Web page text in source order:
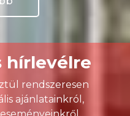
hírlevélre
rendszeresen
ajánlatainkról,